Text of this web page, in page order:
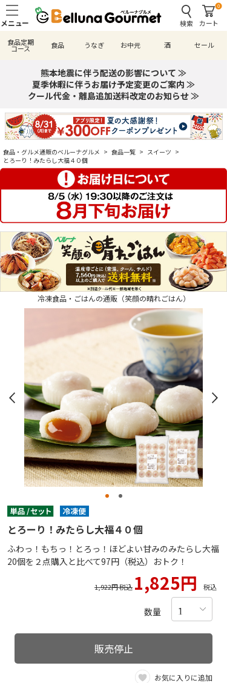
検索
0
カート
食品定期
コース 食品 うなぎ お中元 酒 セール
熊本地震に伴う配送の影響について ≫
夏季休暇に伴うお届け予定変更のご案内 ≫
クール代金・離島追加送料改定のお知らせ ≫
食品・グルメ通販のベルーナグルメ > 食品一覧 > スイーツ >
とろーり！みたらし大福４０個
冷凍食品・ごはんの通販（笑顔の晴れごはん）
とろーり！みたらし大福４０個
ふわっ！もちっ！とろっ！ほどよい甘みのみたらし大福
20個を２点購入と比べて97円（税込）おトク！
1,922円 税込 1,825円 税込
数量
販売停止
お気に入りに追加